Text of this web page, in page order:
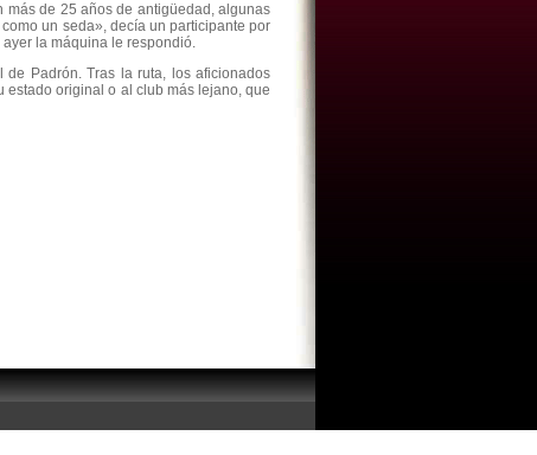
más de 25 años de antigüedad, algunas
un seda», decía un participante por
la máquina le respondió.
Padrón. Tras la ruta, los aficionados
estado original o al club más lejano, que